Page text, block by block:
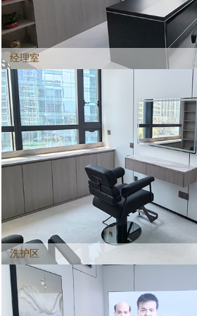
经理室
洗护区